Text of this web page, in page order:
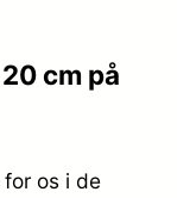
cm på
os i de